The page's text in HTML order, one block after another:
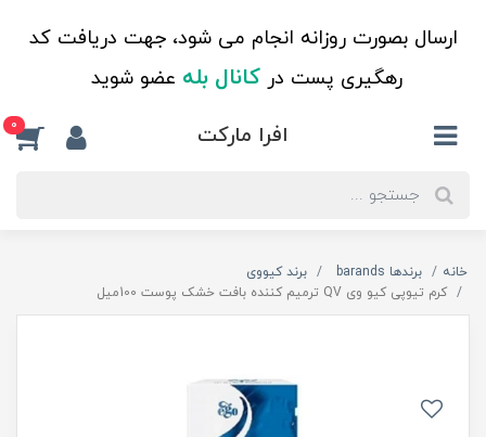
ارسال بصورت روزانه انجام می شود، جهت دریافت کد
رهگیری پست درکانال بله عضو شوید
افرا مارکت 0
خانه برندها barands
برند کیووی
کرم تیوپی کیو وی QV ترمیم کننده بافت خشک پوست 100میل